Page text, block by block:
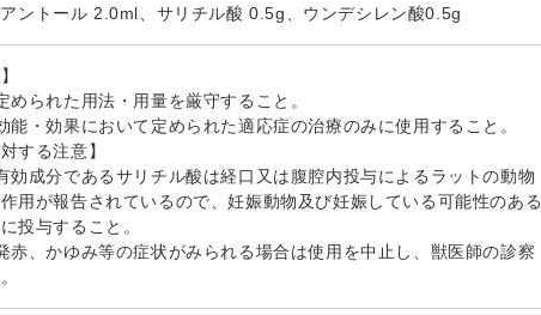
ントール 2.0ml、サリチル酸 0.5g、ウンデシレン酸0.5g
められた用法・用量を厳守すること。
能・効果において定められた適応症の治療のみに使用すること。
する注意】
効成分であるサリチル酸は経口又は腹腔内投与によるラットの動物
用が報告されているので、妊娠動物及び妊娠している可能性のある
投与すること。
赤、かゆみ等の症状がみられる場合は使用を中止し、獣医師の診察